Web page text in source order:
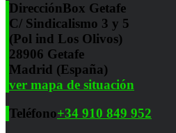
DirecciónBox Getafe
C/ Sindicalismo 3 y 5
(Pol ind Los Olivos)
28906 Getafe
Madrid (España)
ver mapa de situación
Teléfono+34 910 849 952